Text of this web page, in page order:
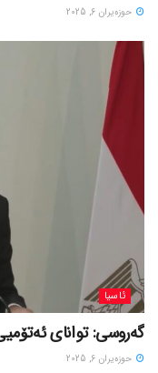
حوزه‌یران 6, 2025
ئاسیا
گەروسی: توانای
حوزه‌یران 6, 2025